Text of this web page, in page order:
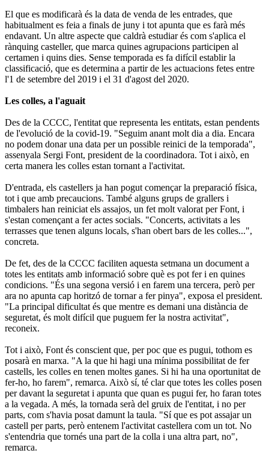
El que es modificarà és la data de venda de les entrades, que
habitualment es feia a finals de juny i tot apunta que es farà més
endavant. Un altre aspecte que caldrà estudiar és com s'aplica el
rànquing casteller, que marca quines agrupacions participen al
certamen i quins dies. Sense temporada es fa difícil establir la
classificació, que es determina a partir de les actuacions fetes entre
l'1 de setembre del 2019 i el 31 d'agost del 2020.
Les colles, a l'aguait
Des de la CCCC, l'entitat que representa les entitats, estan pendents
de l'evolució de la covid-19. "Seguim anant molt dia a dia. Encara
no podem donar una data per un possible reinici de la temporada",
assenyala Sergi Font, president de la coordinadora. Tot i això, en
certa manera les colles estan tornant a l'activitat.
D'entrada, els castellers ja han pogut començar la preparació física,
tot i que amb precaucions. També alguns grups de grallers i
timbalers han reiniciat els assajos, un fet molt valorat per Font, i
s'estan començant a fer actes socials. "Concerts, activitats a les
terrasses que tenen alguns locals, s'han obert bars de les colles...",
concreta.
De fet, des de la CCCC faciliten aquesta setmana un document a
totes les entitats amb informació sobre què es pot fer i en quines
condicions. "És una segona versió i en farem una tercera, però per
ara no apunta cap horitzó de tornar a fer pinya", exposa el president.
"La principal dificultat és que mentre es demani una distància de
seguretat, és molt difícil que puguem fer la nostra activitat",
reconeix.
Tot i això, Font és conscient que, per poc que es pugui, tothom es
posarà en marxa. "A la que hi hagi una mínima possibilitat de fer
castells, les colles en tenen moltes ganes. Si hi ha una oportunitat de
fer-ho, ho farem", remarca. Això sí, té clar que totes les colles posen
per davant la seguretat i apunta que quan es pugui fer, ho faran totes
a la vegada. A més, la tornada serà del gruix de l'entitat, i no per
parts, com s'havia posat damunt la taula. "Sí que es pot assajar un
castell per parts, però entenem l'activitat castellera com un tot. No
s'entendria que tornés una part de la colla i una altra part, no",
remarca.